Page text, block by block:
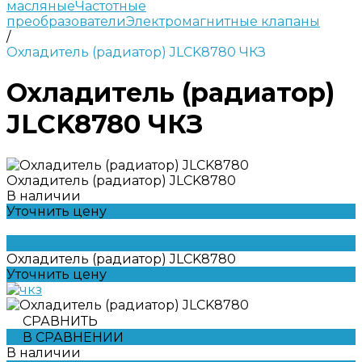
масляныеЧастотные
преобразователиЭлектромагнитные клапаны
/
Охладитель (радиатор) JLCK8780 ЧКЗ
Охладитель (радиатор)
JLCK8780 ЧКЗ
Охладитель (радиатор) JLCK8780
В наличии
Уточнить цену
Охладитель (радиатор) JLCK8780
Уточнить цену
СРАВНИТЬ
В СРАВНЕНИИ
В наличии